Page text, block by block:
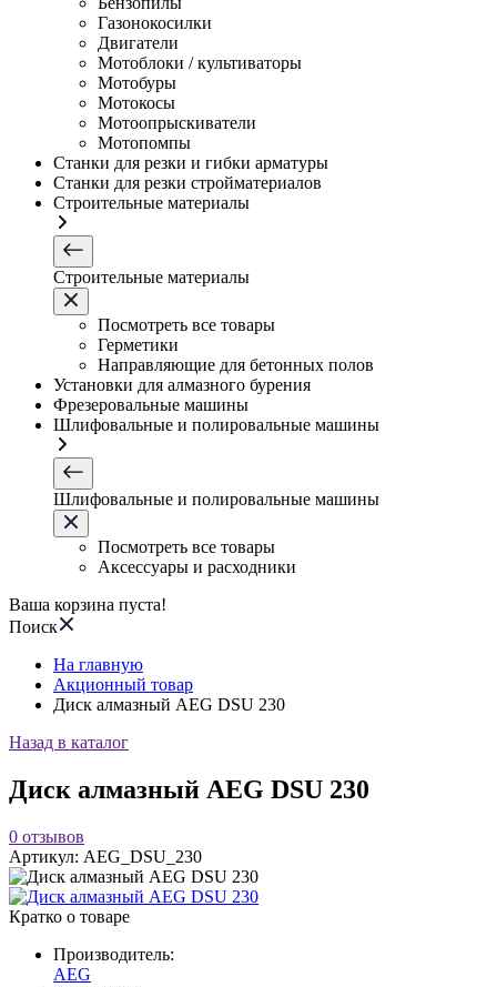
Газонокосилки
Двигатели
Мотоблоки / культиваторы
Мотобуры
Мотокосы
Мотоопрыскиватели
Мотопомпы
Станки для резки и гибки арматуры
Станки для резки стройматериалов
Строительные материалы
Строительные материалы
Посмотреть все товары
Герметики
Направляющие для бетонных полов
Установки для алмазного бурения
Фрезеровальные машины
Шлифовальные и полировальные машины
Шлифовальные и полировальные машины
Посмотреть все товары
Аксессуары и расходники
Ваша корзина пуста!
Поиск
На главную
Акционный товар
Диск алмазный AEG DSU 230
Назад в каталог
Диск алмазный AEG DSU 230
0 отзывов
Артикул: AEG_DSU_230
Кратко о товаре
Производитель:
AEG